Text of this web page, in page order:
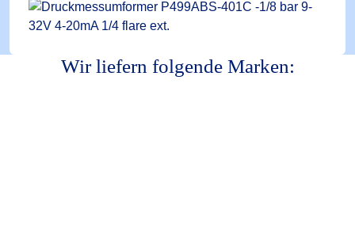
Wir liefern folgende Marken: